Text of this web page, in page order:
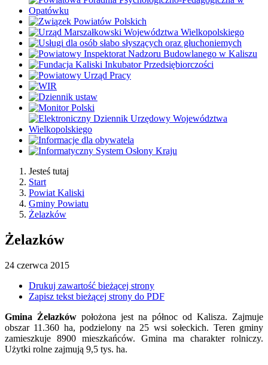
Jesteś tutaj
Start
Powiat Kaliski
Gminy Powiatu
Żelazków
Żelazków
24 czerwca 2015
Drukuj zawartość bieżącej strony
Zapisz tekst bieżącej strony do PDF
Gmina Żelazków położona jest na północ od Kalisza. Zajmuje
obszar 11.360 ha, podzielony na 25 wsi sołeckich. Teren gminy
zamieszkuje 8900 mieszkańców. Gmina ma charakter rolniczy.
Użytki rolne zajmują 9,5 tys. ha.